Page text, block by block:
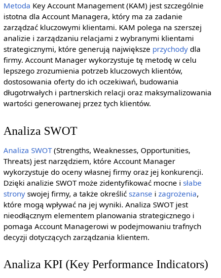
Metoda Key Account Management (KAM) jest szczególnie
istotna dla Account Managera, który ma za zadanie
zarządzać kluczowymi klientami. KAM polega na szerszej
analizie i zarządzaniu relacjami z wybranymi klientami
strategicznymi, które generują największe przychodydla
firmy. Account Manager wykorzystuje tę metodę w celu
lepszego zrozumienia potrzeb kluczowych klientów,
dostosowania oferty do ich oczekiwań, budowania
długotrwałych i partnerskich relacji oraz maksymalizowania
wartości generowanej przez tych klientów.
Analiza SWOT
Analiza SWOT(Strengths, Weaknesses, Opportunities,
Threats) jest narzędziem, które Account Manager
wykorzystuje do oceny własnej firmy oraz jej konkurencji.
Dzięki analizie SWOT może zidentyfikować mocne i słabe
stronyswojej firmy, a także określić szanse i zagrożenia,
które mogą wpływać na jej wyniki. Analiza SWOT jest
nieodłącznym elementem planowania strategicznego i
pomaga Account Managerowi w podejmowaniu trafnych
decyzji dotyczących zarządzania klientem.
Analiza KPI (Key Performance Indicators)